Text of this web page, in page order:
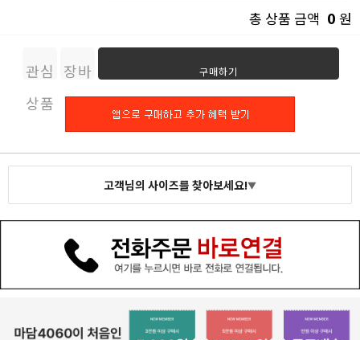
총 상품 금액 0 원
관심
상품
장바
구니
구매하기
고객님의 사이즈를 찾아보세요!▼